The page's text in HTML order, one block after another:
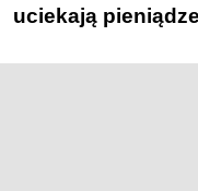
uciekają